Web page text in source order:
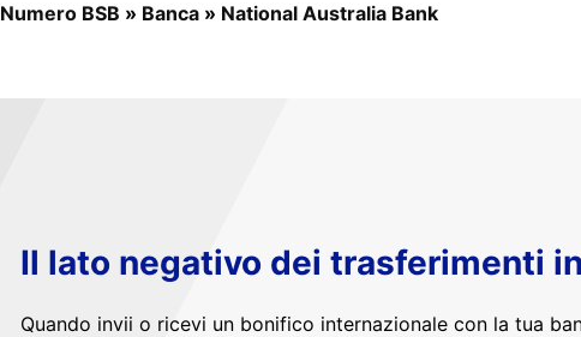
Numero BSB » Banca » National Australia Bank
Il lato negativo dei trasferimenti
Quando invii o ricevi un bonifico internazionale con la tua